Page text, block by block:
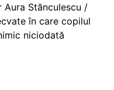
Aura Stănculescu /
în care copilul
niciodată